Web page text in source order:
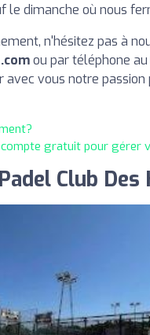
le dimanche où nous
n'hésitez pas à
ou par téléphone au
vous notre passion
gratuit pour gérer
Club Des